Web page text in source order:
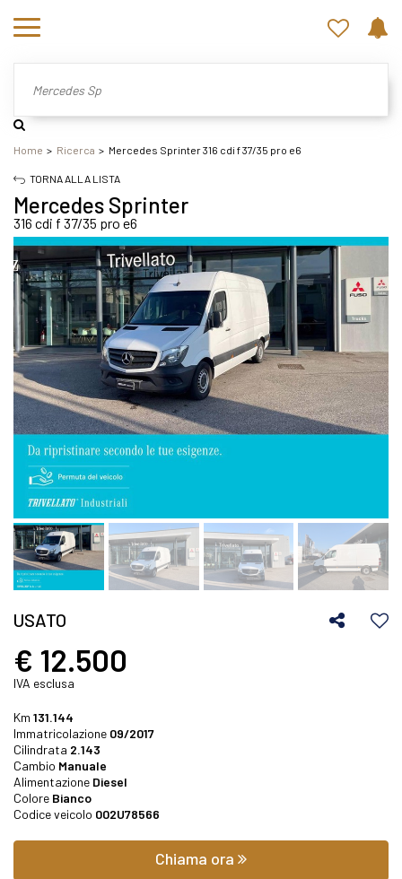
Home Ricerca Mercedes Sprinter 316 cdi f 37/35 pro e6
TORNA ALLA LISTA
Mercedes Sprinter
316 cdi f 37/35 pro e6
USATO
€ 12.500
IVA esclusa
Km 131.144
Immatricolazione 09/2017
Cilindrata 2.143
Cambio Manuale
Alimentazione Diesel
Colore Bianco
Codice veicolo 002U78566
Chiama ora